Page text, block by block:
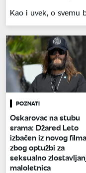
Kao i uvek, o svemu
POZNATI
Oskarovac na stubu
srama: Džared Leto
izbačen iz novog filma
zbog optužbi za
seksualno
maloletnica